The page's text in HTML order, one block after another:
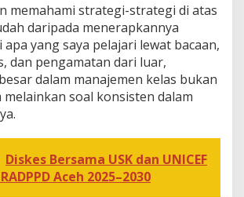
memahami strategi-strategi di atas
daripada menerapkannya
yang saya pelajari lewat bacaan,
dan pengamatan dari luar,
dalam manajemen kelas bukan
soal konsisten dalam
Diskes Bersama USK dan UNICEF
Aceh 2025–2030